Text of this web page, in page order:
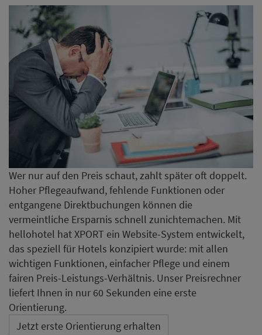
Wer nur auf den Preis schaut, zahlt später oft doppelt.
Hoher Pflegeaufwand, fehlende Funktionen oder
entgangene Direktbuchungen können die
vermeintliche Ersparnis schnell zunichtemachen. Mit
hellohotel hat XPORT ein Website-System entwickelt,
das speziell für Hotels konzipiert wurde: mit allen
wichtigen Funktionen, einfacher Pflege und einem
fairen Preis-Leistungs-Verhältnis. Unser Preisrechner
liefert Ihnen in nur 60 Sekunden eine erste
Orientierung.
Jetzt erste Orientierung erhalten